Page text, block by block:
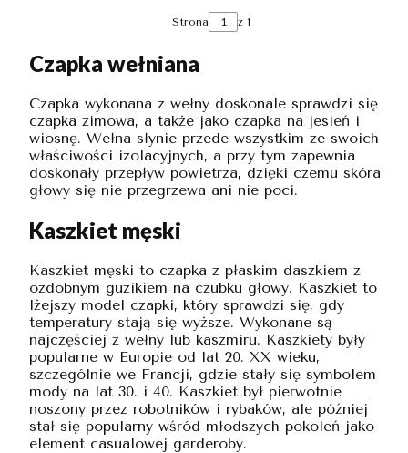
Strona z 1
Czapka wełniana
Czapka wykonana z wełny doskonale sprawdzi się
czapka zimowa, a także jako czapka na jesień i
wiosnę. Wełna słynie przede wszystkim ze swoich
właściwości izolacyjnych, a przy tym zapewnia
doskonały przepływ powietrza, dzięki czemu skóra
głowy się nie przegrzewa ani nie poci.
Kaszkiet męski
Kaszkiet męski to czapka z płaskim daszkiem z
ozdobnym guzikiem na czubku głowy. Kaszkiet to
lżejszy model czapki, który sprawdzi się, gdy
temperatury stają się wyższe. Wykonane są
najczęściej z wełny lub kaszmiru. Kaszkiety były
popularne w Europie od lat 20. XX wieku,
szczególnie we Francji, gdzie stały się symbolem
mody na lat 30. i 40. Kaszkiet był pierwotnie
noszony przez robotników i rybaków, ale później
stał się popularny wśród młodszych pokoleń jako
element casualowej garderoby.